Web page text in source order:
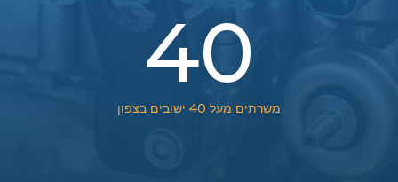
40
משרתים מעל 40 ישובים בצפון